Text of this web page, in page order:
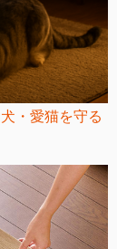
・愛猫を守る